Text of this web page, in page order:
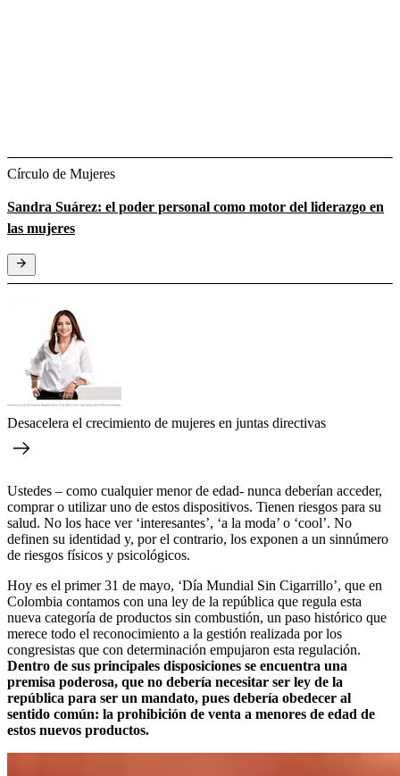
Círculo de Mujeres
Sandra Suárez: el poder personal como motor del liderazgo en
las mujeres
Desacelera el crecimiento de mujeres en juntas directivas
Ustedes – como cualquier menor de edad- nunca deberían acceder,
comprar o utilizar uno de estos dispositivos. Tienen riesgos para su
salud. No los hace ver ‘interesantes’, ‘a la moda’ o ‘cool’. No
definen su identidad y, por el contrario, los exponen a un sinnúmero
de riesgos físicos y psicológicos.
Hoy es el primer 31 de mayo, ‘Día Mundial Sin Cigarrillo’, que en
Colombia contamos con una ley de la república que regula esta
nueva categoría de productos sin combustión, un paso histórico que
merece todo el reconocimiento a la gestión realizada por los
congresistas que con determinación empujaron esta regulación.
Dentro de sus principales disposiciones se encuentra una
premisa poderosa, que no debería necesitar ser ley de la
república para ser un mandato, pues debería obedecer al
sentido común: la prohibición de venta a menores de edad de
estos nuevos productos.